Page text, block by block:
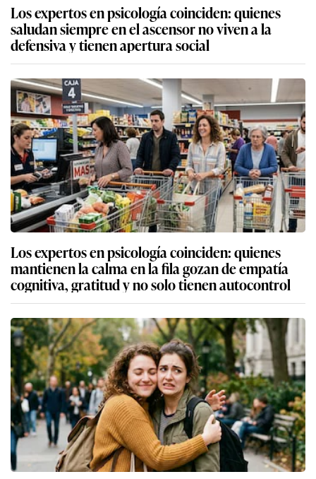
Los expertos en psicología coinciden: quienes
saludan siempre en el ascensor no viven a la
defensiva y tienen apertura social
Los expertos en psicología coinciden: quienes
mantienen la calma en la fila gozan de empatía
cognitiva, gratitud y no solo tienen autocontrol